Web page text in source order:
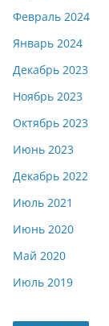
Февраль 2024
Январь 2024
Декабрь 2023
Ноябрь 2023
Октябрь 2023
Июнь 2023
Декабрь 2022
Июль 2021
Июнь 2020
Май 2020
Июль 2019